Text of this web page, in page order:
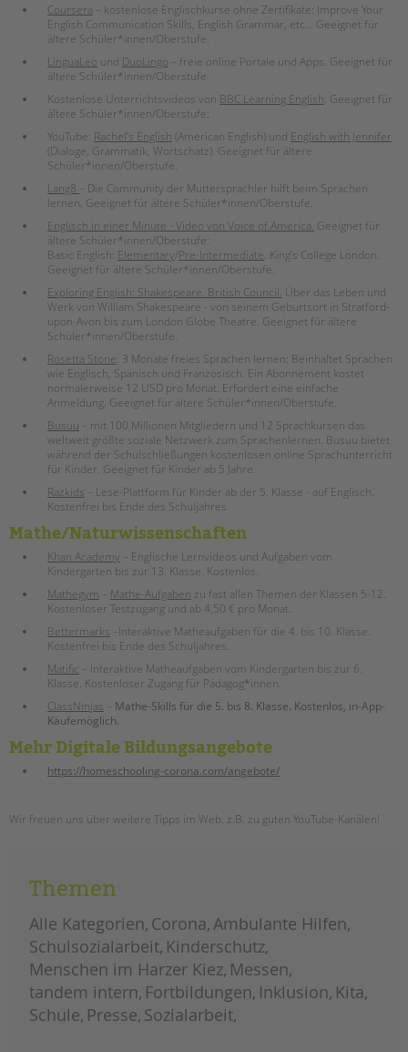
Intranet
Coursera – kostenlose Englischkurse ohne Zertifikate: Improve Your
English Communication Skills, English Grammar, etc… Geeignet für
ältere Schüler*innen/Oberstufe.
LinguaLeo und DuoLingo – freie online Portale und Apps. Geeignet für
ältere Schüler*innen/Oberstufe.
Kostenlose Unterrichtsvideos von BBC Learning English. Geeignet für
ältere Schüler*innen/Oberstufe:
YouTube: Rachelʼs English (American English) und English with Jennifer
(Dialoge, Grammatik, Wortschatz). Geeignet für ältere
Schüler*innen/Oberstufe.
Lang8
– Die Community der Muttersprachler hilft beim Sprachen
lernen. Geeignet für ältere Schüler*innen/Oberstufe.
Englisch in einer Minute - Video von Voice of America. Geeignet für
ältere Schüler*innen/Oberstufe:
Basic English: Elementary/Pre-Intermediate. King’s College London.
Geeignet für ältere Schüler*innen/Oberstufe.
Exploring English: Shakespeare. British Council. Über das Leben und
Werk von William Shakespeare - von seinem Geburtsort in Stratford-
upon-Avon bis zum London Globe Theatre. Geeignet für ältere
Schüler*innen/Oberstufe.
Rosetta Stone: 3 Monate freies Sprachen lernen: Beinhaltet Sprachen
wie Englisch, Spanisch und Französisch. Ein Abonnement kostet
normalerweise 12 USD pro Monat. Erfordert eine einfache
Anmeldung. Geeignet für ältere Schüler*innen/Oberstufe.
Busuu – mit 100 Millionen Mitgliedern und 12 Sprachkursen das
weltweit größte soziale Netzwerk zum Sprachenlernen. Busuu bietet
während der Schulschließungen kostenlosen online Sprachunterricht
für Kinder. Geeignet für Kinder ab 5 Jahre.
Razkids – Lese-Plattform für Kinder ab der 5. Klasse - auf Englisch.
Kostenfrei bis Ende des Schuljahres
Mathe/Naturwissenschaften
Khan Academy – Englische Lernvideos und Aufgaben vom
Kindergarten bis zur 13. Klasse. Kostenlos.
Mathegym
Mathe-Aufgaben zu fast allen Themen der Klassen 5-12.
Kostenloser Testzugang und ab 4,50 € pro Monat.
Bettermarks –Interaktive Matheaufgaben für die 4. bis 10. Klasse.
Kostenfrei bis Ende des Schuljahres.
Matific – Interaktive Matheaufgaben vom Kindergarten bis zur 6.
Klasse. Kostenloser Zugang für Pädagog*innen.
ClassNinjas
Mathe-Skills für die 5. bis 8. Klasse. Kostenlos, in-App-
Käufemöglich.
Mehr Digitale Bildungsangebote
https://homeschooling-corona.com/angebote/
Wir freuen uns über weitere Tipps im Web, z.B. zu guten YouTube-Kanälen!
Themen
Alle Kategorien Corona Ambulante Hilfen
Schulsozialarbeit Kinderschutz
Menschen im Harzer Kiez Messen
tandem intern Fortbildungen Inklusion Kita
Schule Presse Sozialarbeit